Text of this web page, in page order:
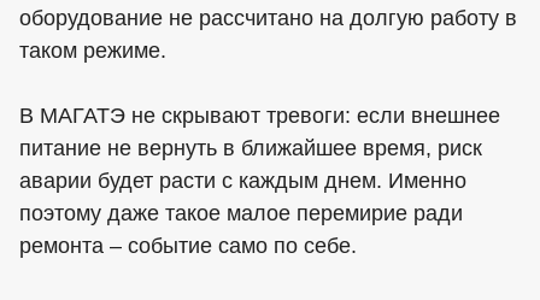
оборудование не рассчитано на долгую работу в
таком режиме.
В МАГАТЭ не скрывают тревоги: если внешнее
питание не вернуть в ближайшее время, риск
аварии будет расти с каждым днем. Именно
поэтому даже такое малое перемирие ради
ремонта – событие само по себе.